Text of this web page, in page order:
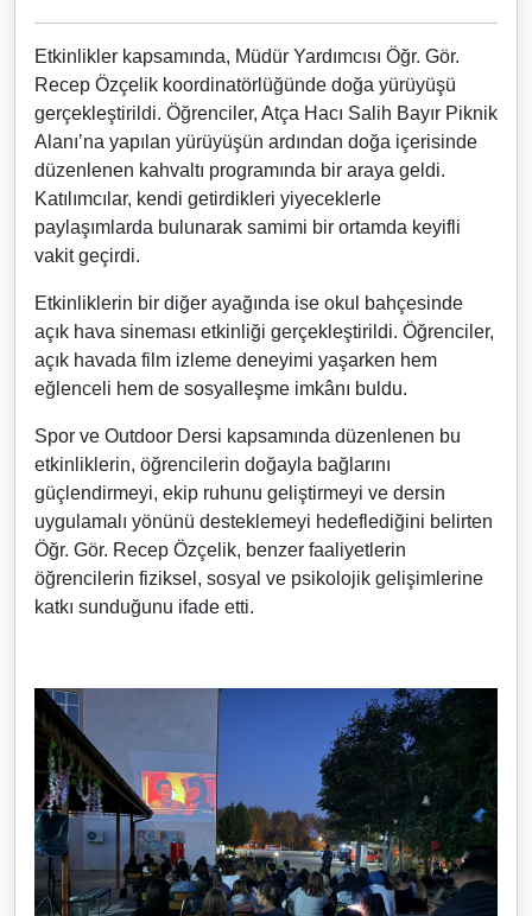
Etkinlikler kapsamında, Müdür Yardımcısı Öğr. Gör.
Recep Özçelik koordinatörlüğünde doğa yürüyüşü
gerçekleştirildi. Öğrenciler, Atça Hacı Salih Bayır Piknik
Alanı’na yapılan yürüyüşün ardından doğa içerisinde
düzenlenen kahvaltı programında bir araya geldi.
Katılımcılar, kendi getirdikleri yiyeceklerle
paylaşımlarda bulunarak samimi bir ortamda keyifli
vakit geçirdi.
Etkinliklerin bir diğer ayağında ise okul bahçesinde
açık hava sineması etkinliği gerçekleştirildi. Öğrenciler,
açık havada film izleme deneyimi yaşarken hem
eğlenceli hem de sosyalleşme imkânı buldu.
Spor ve Outdoor Dersi kapsamında düzenlenen bu
etkinliklerin, öğrencilerin doğayla bağlarını
güçlendirmeyi, ekip ruhunu geliştirmeyi ve dersin
uygulamalı yönünü desteklemeyi hedeflediğini belirten
Öğr. Gör. Recep Özçelik, benzer faaliyetlerin
öğrencilerin fiziksel, sosyal ve psikolojik gelişimlerine
katkı sunduğunu ifade etti.